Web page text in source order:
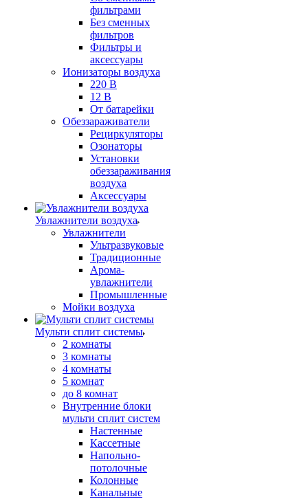
фильтрами
Без сменных
фильтров
Фильтры и
аксессуары
Ионизаторы воздуха
220 В
12 В
От батарейки
Обеззараживатели
Рециркуляторы
Озонаторы
Установки
обеззараживания
воздуха
Аксессуары
Увлажнители воздуха
Увлажнители
Ультразвуковые
Традиционные
Арома-
увлажнители
Промышленные
Мойки воздуха
Мульти сплит системы
2 комнаты
3 комнаты
4 комнаты
5 комнат
до 8 комнат
Внутренние блоки
мульти сплит систем
Настенные
Кассетные
Напольно-
потолочные
Колонные
Канальные